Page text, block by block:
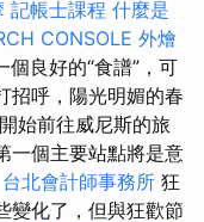
記帳士課程 什麼是
CONSOLE 外燴
個良好的“食譜”，可
招呼，陽光明媚的春
始前往威尼斯的旅
一個主要站點將是意
台北會計師事務所 狂
變化了，但與狂歡節